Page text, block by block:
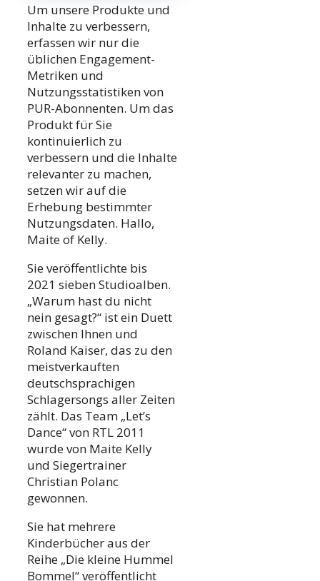
Um unsere Produkte und
Inhalte zu verbessern,
erfassen wir nur die
üblichen Engagement-
Metriken und
Nutzungsstatistiken von
PUR-Abonnenten. Um das
Produkt für Sie
kontinuierlich zu
verbessern und die Inhalte
relevanter zu machen,
setzen wir auf die
Erhebung bestimmter
Nutzungsdaten. Hallo,
Maite of Kelly.
Sie veröffentlichte bis
2021 sieben Studioalben.
„Warum hast du nicht
nein gesagt?“ ist ein Duett
zwischen Ihnen und
Roland Kaiser, das zu den
meistverkauften
deutschsprachigen
Schlagersongs aller Zeiten
zählt. Das Team „Let’s
Dance“ von RTL 2011
wurde von Maite Kelly
und Siegertrainer
Christian Polanc
gewonnen.
Sie hat mehrere
Kinderbücher aus der
Reihe „Die kleine Hummel
Bommel“ veröffentlicht